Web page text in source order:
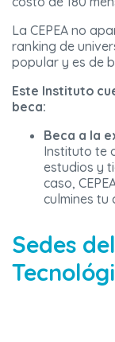
La CEPEA no
ranking de
popular y es de
Este Instituto
beca:
Beca a la
Instituto te
estudios y
caso,
culmines tu
Sedes